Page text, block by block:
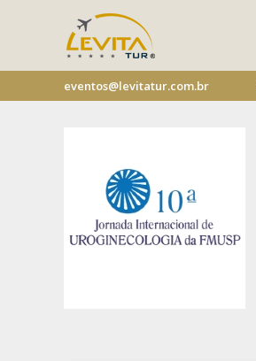
eventos@levitatur.com.br